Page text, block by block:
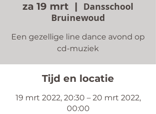
za 19 mrt
  |
Dansschool
Bruinewoud
Een gezellige line dance avond op
cd-muziek
Tijd en locatie
19 mrt 2022, 20:30 – 20 mrt 2022,
00:00